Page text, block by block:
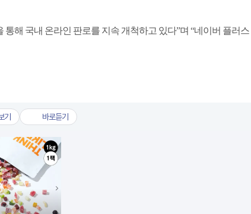
통해 국내 온라인 판로를 지속 개척하고 있다”며 “네이버 플러
기
한 달간 경기도 중소기업 반려동물 용품 1,500종 최대 30% 할인.hwpx
바로듣기
6월 한 달간 경기도 중소기업 반려동물 용품 1,500종 최대 30% 할